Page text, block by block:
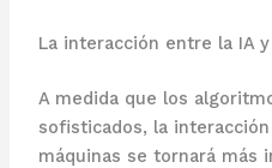
La interacción entre la IA
A medida que los
sofisticados, la
máquinas se tornará más